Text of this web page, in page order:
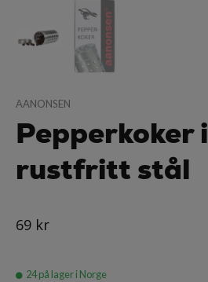
AANONSEN
Pepperkoker i
rustfritt stål
69 kr
24på lager i Norge